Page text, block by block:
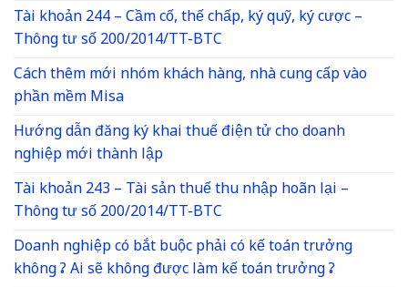
Tài khoản 244 – Cầm cố, thế chấp, ký quỹ, ký cược –
Thông tư số 200/2014/TT-BTC
Cách thêm mới nhóm khách hàng, nhà cung cấp vào
phần mềm Misa
Hướng dẫn đăng ký khai thuế điện tử cho doanh
nghiệp mới thành lập
Tài khoản 243 – Tài sản thuế thu nhập hoãn lại –
Thông tư số 200/2014/TT-BTC
Doanh nghiệp có bắt buộc phải có kế toán trưởng
không ? Ai sẽ không được làm kế toán trưởng ?